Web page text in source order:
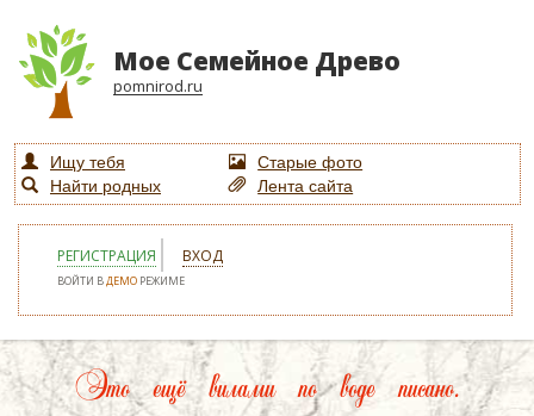
Мое Семейное Древо
pomnirod.ru
Ищу тебя
Старые фото
Найти родных
Лента сайта
РЕГИСТРАЦИЯ ВХОД
ВОЙТИ ВДЕМО РЕЖИМЕ
Это ещё вилами по воде писано.